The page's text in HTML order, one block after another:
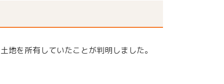
地を所有していたことが判明しました。